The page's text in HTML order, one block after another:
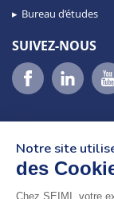
Bureau d’études
SUIVEZ-NOUS
Notre site
des
Chez SEIMI, votre